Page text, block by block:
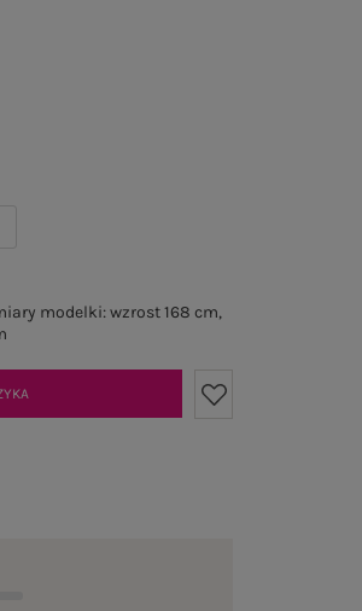
modelki: wzrost 168 cm,